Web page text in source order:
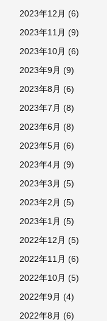
2023年12月 (6)
2023年11月 (9)
2023年10月 (6)
2023年9月 (9)
2023年8月 (6)
2023年7月 (8)
2023年6月 (8)
2023年5月 (6)
2023年4月 (9)
2023年3月 (5)
2023年2月 (5)
2023年1月 (5)
2022年12月 (5)
2022年11月 (6)
2022年10月 (5)
2022年9月 (4)
2022年8月 (6)